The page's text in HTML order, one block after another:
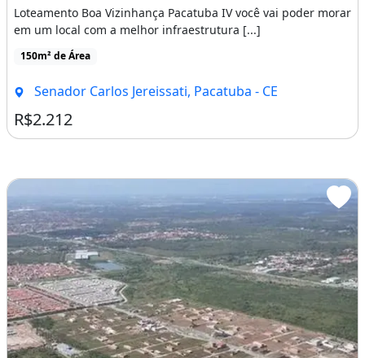
Loteamento Boa Vizinhança Pacatuba IV você vai poder morar
em um local com a melhor infraestrutura [...]
150m² de Área
Senador Carlos Jereissati, Pacatuba - CE
R$2.212